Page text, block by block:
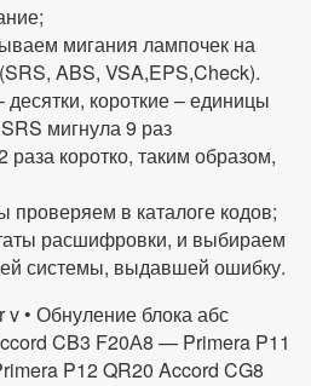
мигания лампочек на
ABS, VSA,EPS,Check).
короткие – единицы
мигнула 9 раз
раза коротко, таким образом,
в каталоге кодов;
расшифровки, и выбираем
системы, выдавшей ошибку.
CB3 F20А8 — Primera P11
P12 QR20 Accord CG8